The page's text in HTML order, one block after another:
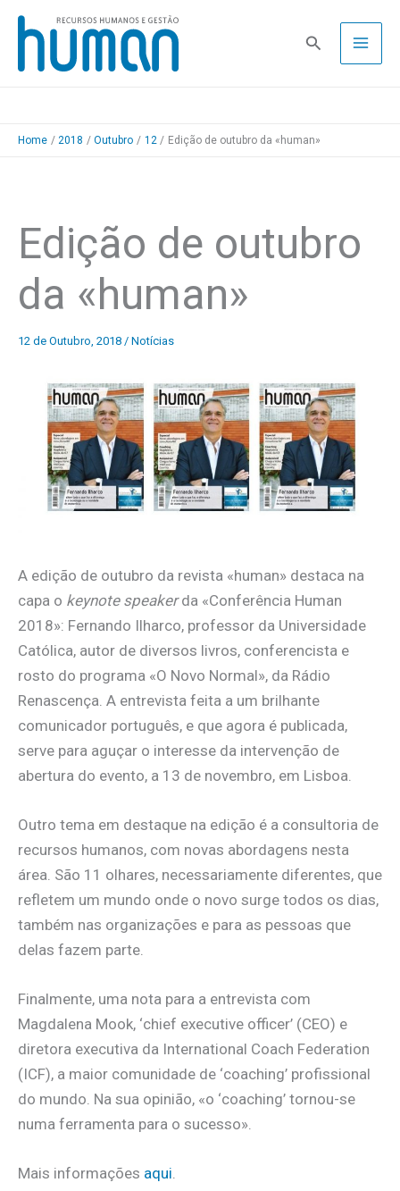
Skip
content
Pesquisa
Home 2018 Outubro 12 Edição de outubro da «human»
Edição de outubro
da «human»
12 de Outubro, 2018 / Notícias
A edição de outubro da revista «human» destaca na
capa o keynote speakerda «Conferência Human
2018»: Fernando Ilharco, professor da Universidade
Católica, autor de diversos livros, conferencista e
rosto do programa «O Novo Normal», da Rádio
Renascença. A entrevista feita a um brilhante
comunicador português, e que agora é publicada,
serve para aguçar o interesse da intervenção de
abertura do evento, a 13 de novembro, em Lisboa.
Outro tema em destaque na edição é a consultoria de
recursos humanos, com novas abordagens nesta
área. São 11 olhares, necessariamente diferentes, que
refletem um mundo onde o novo surge todos os dias,
também nas organizações e para as pessoas que
delas fazem parte.
Finalmente, uma nota para a entrevista com
Magdalena Mook, ‘chief executive officer’ (CEO) e
diretora executiva da International Coach Federation
(ICF), a maior comunidade de ‘coaching’ profissional
do mundo. Na sua opinião, «o ‘coaching’ tornou-se
numa ferramenta para o sucesso».
Mais informações aqui.